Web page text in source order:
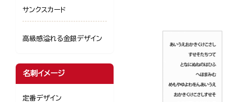
サンクスカード
高級感溢れる金銀デザイン
名刺イメージ
定番デザイン